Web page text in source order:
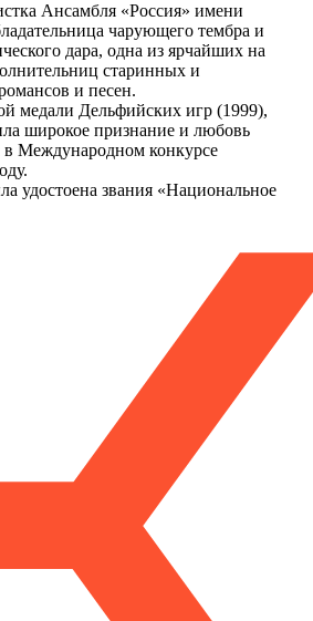
Ансамбля «Россия» имени
чарующего тембра и
дара, одна из ярчайших на
старинных и
и песен.
медали Дельфийских игр (1999),
широкое признание и любовь
Международном конкурсе
удостоена звания «Национальное